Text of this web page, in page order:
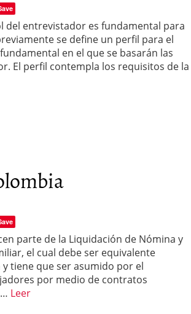
del entrevistador es fundamental para
se define un perfil para el
en el que se basarán las
El perfil contempla los requisitos de la
parte de la Liquidación de Nómina y
el cual debe ser equivalente
tiene que ser asumido por el
por medio de contratos
Leer